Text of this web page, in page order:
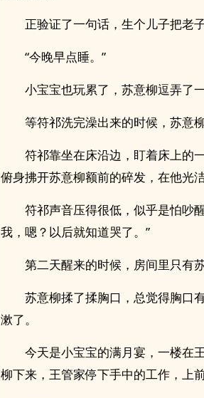
正验证了一句话，生个儿子把老
“今晚早点睡。”
小宝宝也玩累了，苏意柳逗弄了
等符祁洗完澡出来的时候，苏意
符祁靠坐在床沿边，盯着床上的
俯身拂开苏意柳额前的碎发，在他光
符祁声音压得很低，似乎是怕吵
我，嗯？以后就知道哭了。”
第二天醒来的时候，房间里只有
苏意柳揉了揉胸口，总觉得胸口
漱了。
今天是小宝宝的满月宴，一楼在
柳下来，王管家停下手中的工作，上